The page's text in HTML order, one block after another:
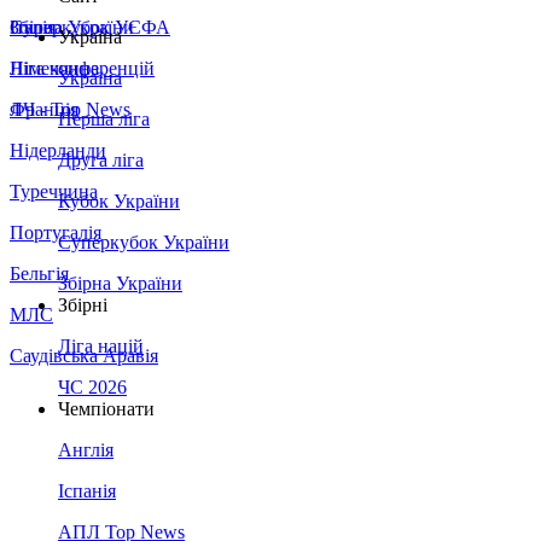
Збірна України
Італія
Німеччина
Франція
Нідерланди
Туреччина
Португалія
Бельгія
МЛС
Саудівська Аравія
Суперкубок УЄФА
Ліга конференцій
ЛЧ - Top News
Україна
Україна
Перша ліга
Друга ліга
Кубок України
Суперкубок України
Збірна України
Збірні
Ліга націй
ЧС 2026
Чемпіонати
Англія
Іспанія
АПЛ Top News